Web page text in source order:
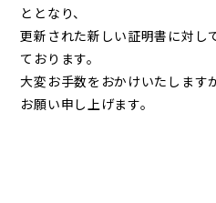
ととなり、
更新された新しい証明書に対し
ております。
大変お手数をおかけいたします
お願い申し上げます。